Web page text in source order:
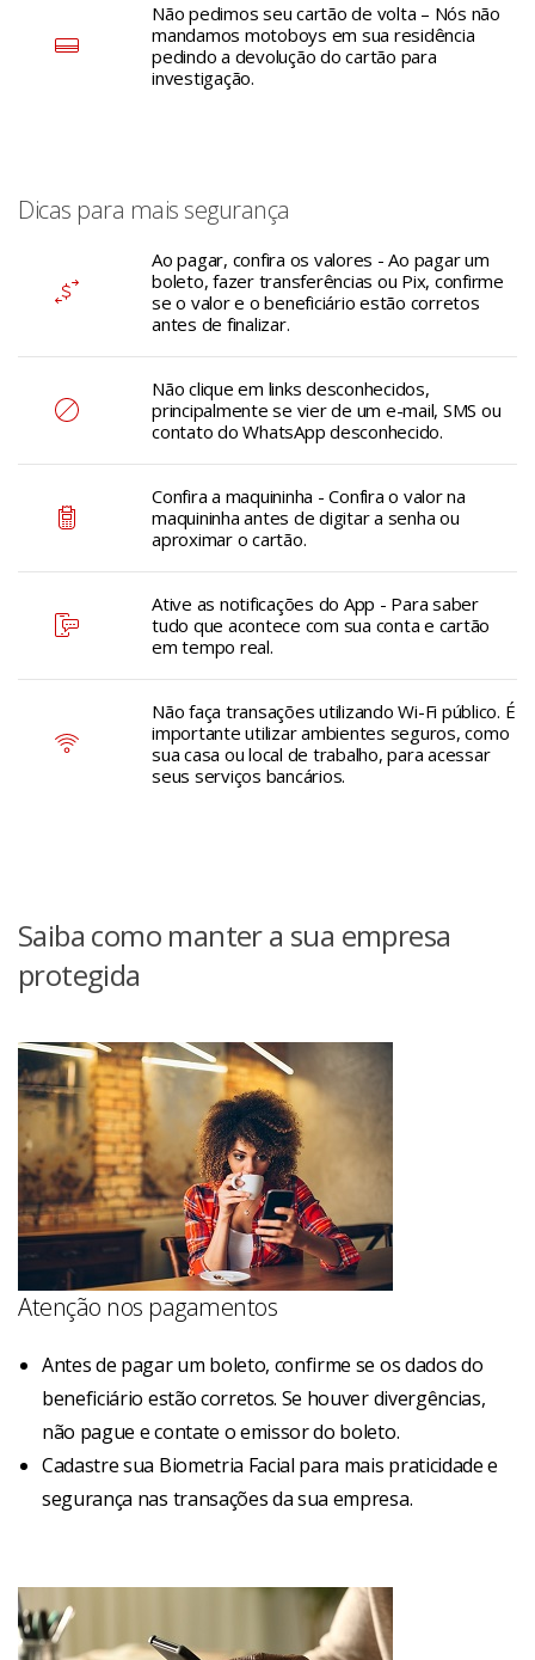
Não pedimos seu cartão de volta – Nós não
mandamos motoboys em sua residência
pedindo a devolução do cartão para
investigação.
Dicas para mais segurança
Ao pagar, confira os valores - Ao pagar um
boleto, fazer transferências ou Pix, confirme
se o valor e o beneficiário estão corretos
antes de finalizar.
Não clique em links desconhecidos,
principalmente se vier de um e-mail, SMS ou
contato do WhatsApp desconhecido.
Confira a maquininha - Confira o valor na
maquininha antes de digitar a senha ou
aproximar o cartão.
Ative as notificações do App - Para saber
tudo que acontece com sua conta e cartão
em tempo real.
Não faça transações utilizando Wi-Fi público. É
importante utilizar ambientes seguros, como
sua casa ou local de trabalho, para acessar
seus serviços bancários.
Saiba como manter a sua empresa
protegida
Atenção nos pagamentos
Antes de pagar um boleto, confirme se os dados do
beneficiário estão corretos. Se houver divergências,
não pague e contate o emissor do boleto.
Cadastre sua Biometria Facial para mais praticidade e
segurança nas transações da sua empresa.